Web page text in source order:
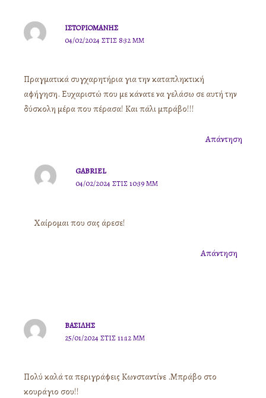
ΙΣΤΟΡΙΟΜΑΝΉΣ
04/02/2024 ΣΤΙΣ 8:32 ΜΜ
Πραγματικά συγχαρητήρια για την καταπληκτική
αφήγηση. Ευχαριστώ που με κάνατε να γελάσω σε αυτή την
δύσκολη μέρα που πέρασα! Και πάλι μπράβο!!!
Απάντηση
GABRIEL
04/02/2024 ΣΤΙΣ 10:39 ΜΜ
Χαίρομαι που σας άρεσε!
Απάντηση
ΒΑΣΙΛΗΣ
25/01/2024 ΣΤΙΣ 11:12 ΜΜ
Πολύ καλά τα περιγράφεις Κωνσταντίνε .Μπράβο στο
κουράγιο σου!!